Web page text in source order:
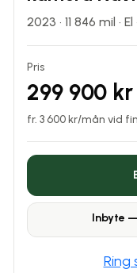
2023 · 11 846 mil · El ·
Pris
299 900 kr
fr. 3 600kr/mån vid
Inbyte
Ring